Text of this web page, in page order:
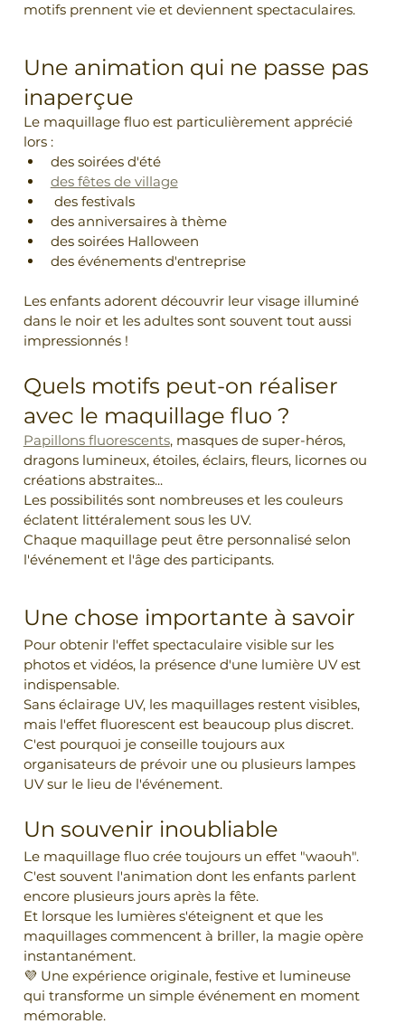
motifs prennent vie et deviennent spectaculaires.
Une animation qui ne passe pas
inaperçue
Le maquillage fluo est particulièrement apprécié
lors :
des soirées d'été
des fêtes de village
des festivals
des anniversaires à thème
des soirées Halloween
des événements d'entreprise
Les enfants adorent découvrir leur visage illuminé
dans le noir et les adultes sont souvent tout aussi
impressionnés !
Quels motifs peut-on réaliser
avec le maquillage fluo ?
Papillons fluorescents, masques de super-héros,
dragons lumineux, étoiles, éclairs, fleurs, licornes ou
créations abstraites...
Les possibilités sont nombreuses et les couleurs
éclatent littéralement sous les UV.
Chaque maquillage peut être personnalisé selon
l'événement et l'âge des participants.
Une chose importante à savoir
Pour obtenir l'effet spectaculaire visible sur les
photos et vidéos, la présence d'une lumière UV est
indispensable.
Sans éclairage UV, les maquillages restent visibles,
mais l'effet fluorescent est beaucoup plus discret.
C'est pourquoi je conseille toujours aux
organisateurs de prévoir une ou plusieurs lampes
UV sur le lieu de l'événement.
Un souvenir inoubliable
Le maquillage fluo crée toujours un effet "waouh".
C'est souvent l'animation dont les enfants parlent
encore plusieurs jours après la fête.
Et lorsque les lumières s'éteignent et que les
maquillages commencent à briller, la magie opère
instantanément.
💜 Une expérience originale, festive et lumineuse
qui transforme un simple événement en moment
mémorable.